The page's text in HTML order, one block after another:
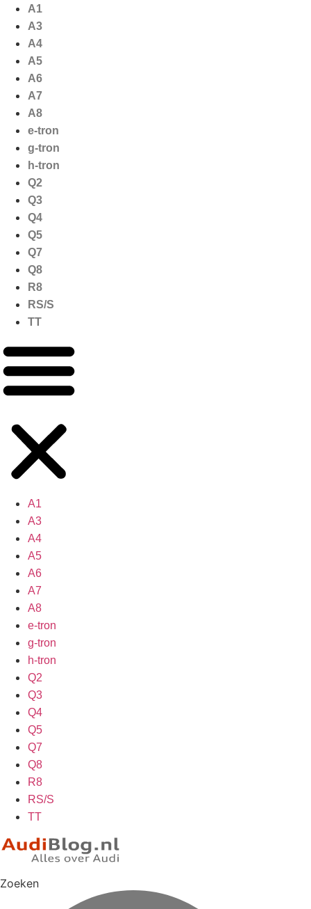
naar
inhoud
A1
A3
A4
A5
A6
A7
A8
e-tron
g-tron
h-tron
Q2
Q3
Q4
Q5
Q7
Q8
R8
RS/S
TT
A1
A3
A4
A5
A6
A7
A8
e-tron
g-tron
h-tron
Q2
Q3
Q4
Q5
Q7
Q8
R8
RS/S
TT
Zoeken